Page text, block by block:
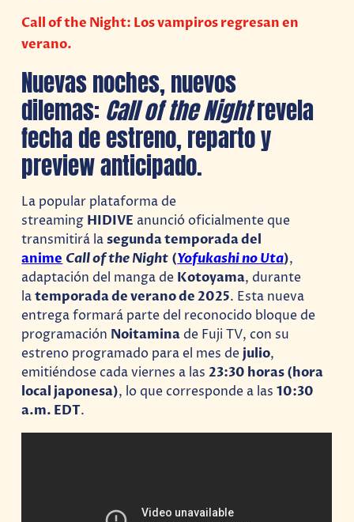
Call of the Night: Los vampiros regresan en
verano.
Nuevas noches, nuevos
dilemas: Call of the Nightrevela
fecha de estreno, reparto y
preview anticipado.
La popular plataforma de
streaming HIDIVE anunció oficialmente que
transmitirá lasegunda temporada del
anime Call of the Night (Yofukashi no Uta),
adaptación del manga de Kotoyama, durante
latemporada de verano de 2025. Esta nueva
entrega formará parte del reconocido bloque de
programación Noitaminade Fuji TV, con su
estreno programado para el mes de julio,
emitiéndose cada viernes a las23:30 horas (hora
local japonesa), lo que corresponde a las10:30
a.m. EDT.